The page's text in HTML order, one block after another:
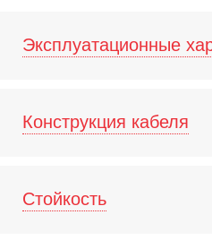
Эксплуатационные
Конструкция кабеля
Стойкость